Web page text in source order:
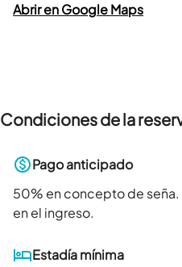
Abrir en Google Maps
Condiciones de la
Pago anticipado
50% en concepto de
en el ingreso.
Estadía mínima